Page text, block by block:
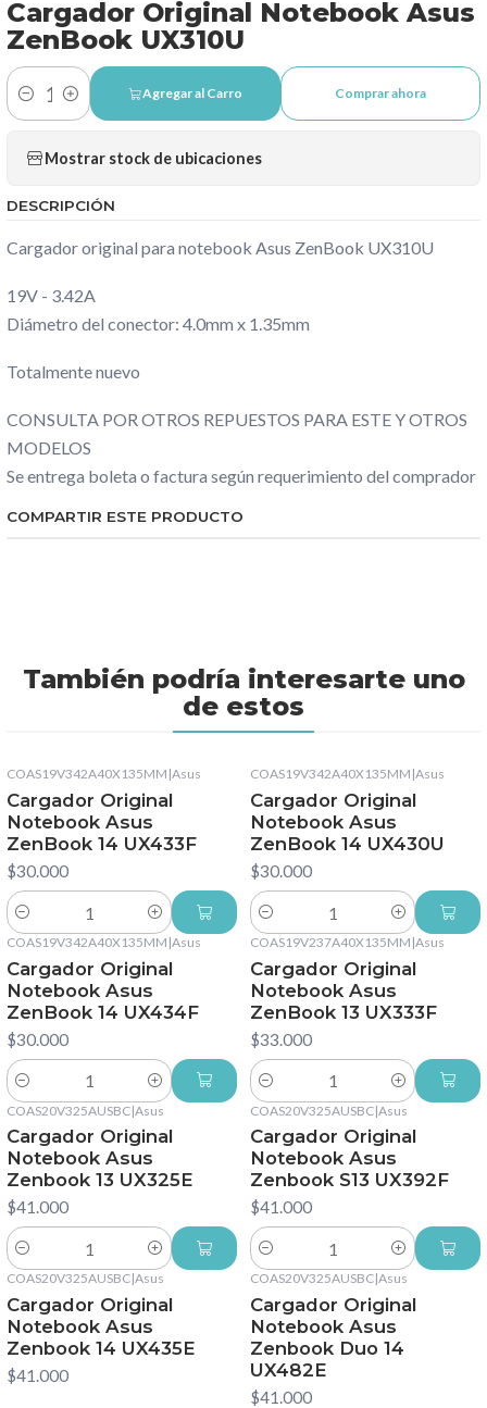
Cargador Original Notebook Asus
ZenBook UX310U
Cantidad
Agregar al Carro Comprar ahora
Mostrar stock de ubicaciones
DESCRIPCIÓN
Cargador original para notebook Asus ZenBook UX310U
19V - 3.42A
Diámetro del conector: 4.0mm x 1.35mm
Totalmente nuevo
CONSULTA POR OTROS REPUESTOS PARA ESTE Y OTROS
MODELOS
Se entrega boleta o factura según requerimiento del comprador
COMPARTIR ESTE PRODUCTO
También podría interesarte uno
de estos
COAS19V342A40X135MM |Asus
Cargador Original
Notebook Asus
ZenBook 14 UX433F
$30.000
Cantidad
COAS19V342A40X135MM |Asus
Cargador Original
Notebook Asus
ZenBook 14 UX430U
$30.000
Cantidad
COAS19V342A40X135MM |Asus
Cargador Original
Notebook Asus
ZenBook 14 UX434F
$30.000
Cantidad
COAS19V237A40X135MM |Asus
Cargador Original
Notebook Asus
ZenBook 13 UX333F
$33.000
Cantidad
COAS20V325AUSBC|Asus
Cargador Original
Notebook Asus
Zenbook 13 UX325E
$41.000
Cantidad
COAS20V325AUSBC|Asus
Cargador Original
Notebook Asus
Zenbook S13 UX392F
$41.000
Cantidad
COAS20V325AUSBC|Asus
Cargador Original
Notebook Asus
Zenbook 14 UX435E
$41.000
COAS20V325AUSBC|Asus
Cargador Original
Notebook Asus
Zenbook Duo 14
UX482E
$41.000